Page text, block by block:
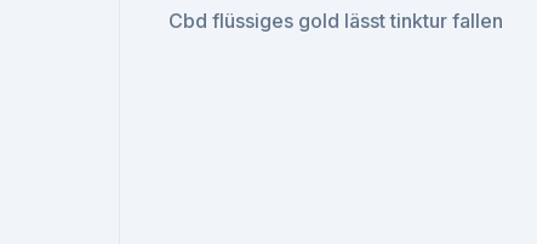
Cbd flüssiges gold lässt tinktur fallen